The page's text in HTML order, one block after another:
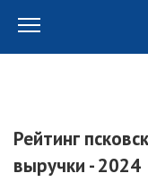
Рейтинг
выручки - 2024